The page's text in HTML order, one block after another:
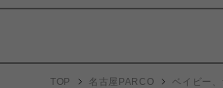
TOP 名古屋PARCO ベイビー